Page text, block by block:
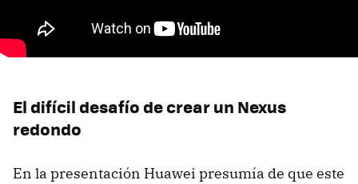
El difícil desafío de crear un Nexus
redondo
En la presentación Huawei presumía de que este